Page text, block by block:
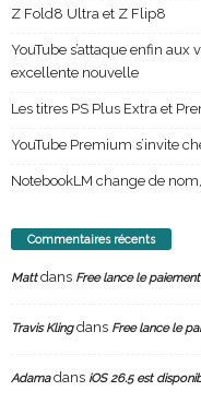
Z Fold8 Ultra et Z Flip8
YouTube s’attaque enfin aux
excellente nouvelle
Les titres PS Plus Extra et
YouTube Premium s’invite
NotebookLM change de
Commentaires récents
Mattdans Free lance le
Travis Klingdans Free lance le
Adamadans iOS 26.5 est